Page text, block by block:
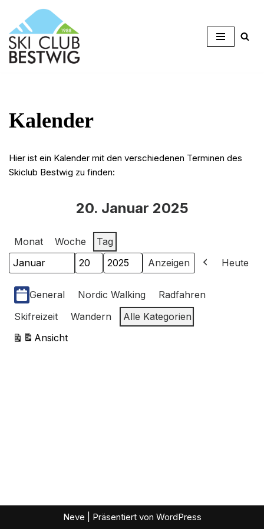
Zum
Inhalt
springen
Kalender
Hier ist ein Kalender mit den verschiedenen Terminen des
Skiclub Bestwig zu finden:
20. Januar 2025
Monat Woche Tag
Monat
Tag
Jahr Zurück
Heute
Kategorien
General Nordic Walking
Radfahren
Skifreizeit
Wandern
Alle Kategorien
Ansicht
ausdrucken
Neve | Präsentiert von WordPress